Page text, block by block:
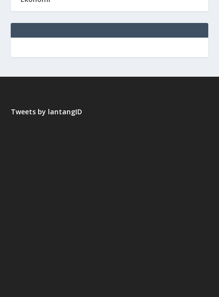
Tweets by lantangID